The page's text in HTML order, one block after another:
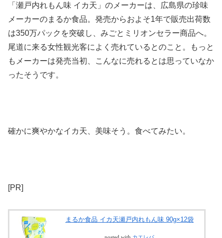
「瀬戸内れもん味 イカ天」のメーカーは、広島県の珍味
メーカーのまるか食品。発売からおよそ1年で販売出荷数
は350万パックを突破し、みごとミリオンセラー商品へ。
尾道に来る女性観光客によく売れているとのこと。もっと
もメーカーは発売当初、こんなに売れるとは思っていなか
ったそうです。
確かに爽やかなイカ天、美味そう。食べてみたい。
[PR]
まるか食品 イカ天瀬戸内れもん味 90g×12袋